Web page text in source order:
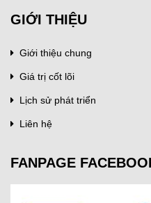
GIỚI THIỆU
Giới thiệu chung
Giá trị cốt lõi
Lịch sử phát triển
Liên hệ
FANPAGE